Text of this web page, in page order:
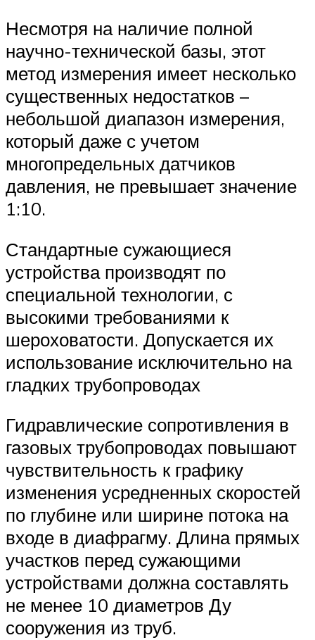
Несмотря на наличие полной
научно-технической базы, этот
метод измерения имеет несколько
существенных недостатков –
небольшой диапазон измерения,
который даже с учетом
многопредельных датчиков
давления, не превышает значение
1:10.
Стандартные сужающиеся
устройства производят по
специальной технологии, с
высокими требованиями к
шероховатости. Допускается их
использование исключительно на
гладких трубопроводах
Гидравлические сопротивления в
газовых трубопроводах повышают
чувствительность к графику
изменения усредненных скоростей
по глубине или ширине потока на
входе в диафрагму. Длина прямых
участков перед сужающими
устройствами должна составлять
не менее 10 диаметров Ду
сооружения из труб.